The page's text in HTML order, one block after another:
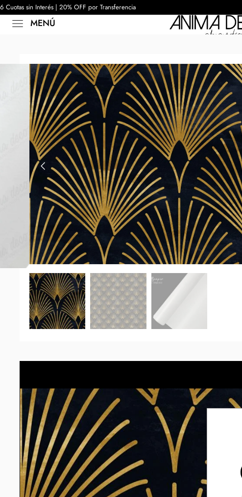
6 Cuotas sin Interés | 20% OFF por Transferencia
MENÚ